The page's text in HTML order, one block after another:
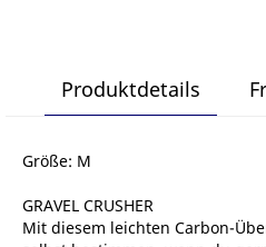
Produktdetails
Größe: M
GRAVEL CRUSHER
Mit diesem leichten Carbon-